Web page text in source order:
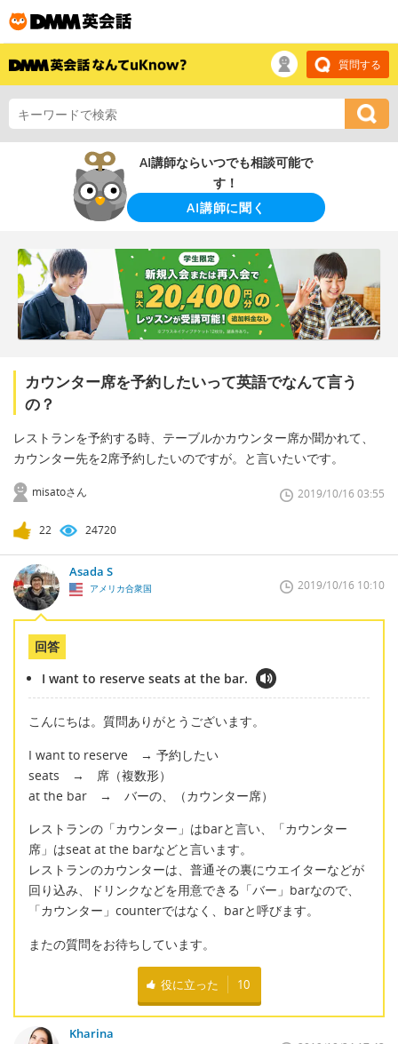
質問する
AI講師ならいつでも相談可能で
す！
AI講師に聞く
カウンター席を予約したいって英語でなんて言う
の？
レストランを予約する時、テーブルかカウンター席か聞かれて、
カウンター先を2席予約したいのですが。と言いたいです。
misatoさん 2019/10/16 03:55
22 24720
Asada S
アメリカ合衆国 2019/10/16 10:10
回答
I want to reserve seats at the bar.
こんにちは。質問ありがとうございます。
I want to reserve → 予約したい
seats → 席（複数形）
at the bar → バーの、（カウンター席）
レストランの「カウンター」はbarと言い、「カウンター
席」はseat at the barなどと言います。
レストランのカウンターは、普通その裏にウエイターなどが
回り込み、ドリンクなどを用意できる「バー」barなので、
「カウンター」counterではなく、barと呼びます。
またの質問をお待ちしています。
役に立った 10
Kharina